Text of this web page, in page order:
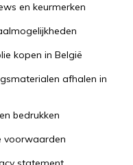
en keurmerken
kopen in België
afhalen in
bedrukken
voorwaarden